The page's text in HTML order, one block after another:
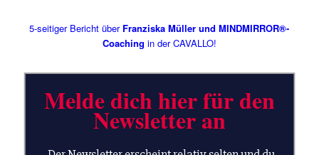
5-seitiger Bericht überFranziska Müller und MINDMIRROR®-
Coaching in der CAVALLO!